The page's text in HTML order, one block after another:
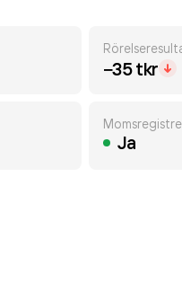
−35 tkr
Ja